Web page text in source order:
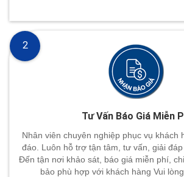
Tư Vấn Báo Giá Miễn
Nhân viên chuyên nghiệp phục vụ khách
đáo. Luôn hỗ trợ tận tâm, tư vấn, giải đáp
Đến tận nơi khảo sát, báo giá miễn phí,
bảo phù hợp với khách hàng Vui
2